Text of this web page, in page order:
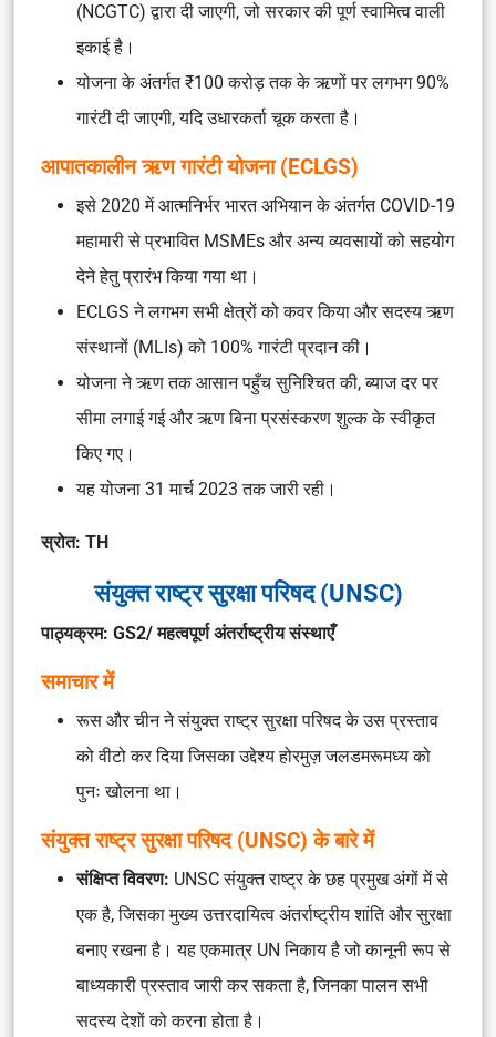
(NCGTC) द्वारा दी जाएगी, जो सरकार की पूर्ण स्वामित्व वाली
इकाई है।
योजना के अंतर्गत ₹100 करोड़ तक के ऋणों पर लगभग 90%
गारंटी दी जाएगी, यदि उधारकर्ता चूक करता है।
आपातकालीन ऋण गारंटी योजना (ECLGS)
इसे 2020 में आत्मनिर्भर भारत अभियान के अंतर्गत COVID-19
महामारी से प्रभावित MSMEs और अन्य व्यवसायों को सहयोग
देने हेतु प्रारंभ किया गया था।
ECLGS ने लगभग सभी क्षेत्रों को कवर किया और सदस्य ऋण
संस्थानों (MLIs) को 100% गारंटी प्रदान की।
योजना ने ऋण तक आसान पहुँच सुनिश्चित की, ब्याज दर पर
सीमा लगाई गई और ऋण बिना प्रसंस्करण शुल्क के स्वीकृत
किए गए।
यह योजना 31 मार्च 2023 तक जारी रही।
स्रोत: TH
संयुक्त राष्ट्र सुरक्षा परिषद (UNSC)
पाठ्यक्रम: GS2/ महत्वपूर्ण अंतर्राष्ट्रीय संस्थाएँ
समाचार में
रूस और चीन ने संयुक्त राष्ट्र सुरक्षा परिषद के उस प्रस्ताव
को वीटो कर दिया जिसका उद्देश्य होरमुज़ जलडमरूमध्य को
पुनः खोलना था।
संयुक्त राष्ट्र सुरक्षा परिषद (UNSC) के बारे में
संक्षिप्त विवरण: UNSC संयुक्त राष्ट्र के छह प्रमुख अंगों में से
एक है, जिसका मुख्य उत्तरदायित्व अंतर्राष्ट्रीय शांति और सुरक्षा
बनाए रखना है। यह एकमात्र UN निकाय है जो कानूनी रूप से
बाध्यकारी प्रस्ताव जारी कर सकता है, जिनका पालन सभी
सदस्य देशों को करना होता है।